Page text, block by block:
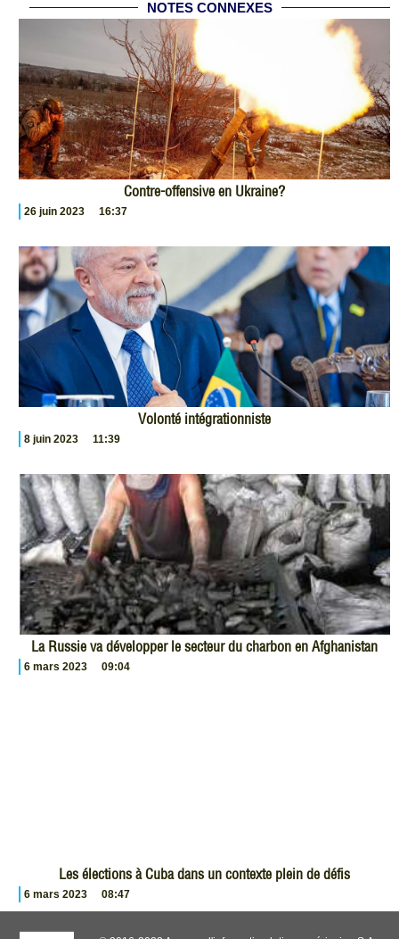
NOTES CONNEXES
Contre-offensive en Ukraine?
26 juin 2023 16:37
Volonté intégrationniste
8 juin 2023 11:39
La Russie va développer le secteur du charbon en Afghanistan
6 mars 2023 09:04
Les élections à Cuba dans un contexte plein de défis
6 mars 2023 08:47